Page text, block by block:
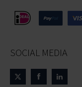
SOCIAL MEDIA